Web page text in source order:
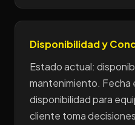
Disponibilidad y
Estado actual:
mantenimiento. Fecha
disponibilidad para
cliente toma